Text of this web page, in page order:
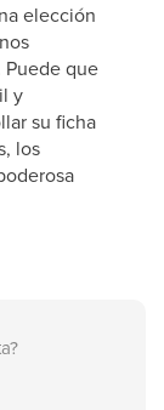
elección
que
y
su ficha
los